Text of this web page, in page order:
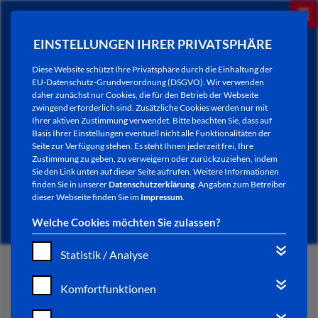
EINSTELLUNGEN IHRER PRIVATSPHÄRE
Diese Website schützt Ihre Privatsphäre durch die Einhaltung der
EU-Datenschutz-Grundverordnung (DSGVO). Wir verwenden
daher zunächst nur Cookies, die für den Betrieb der Webseite
zwingend erforderlich sind. Zusätzliche Cookies werden nur mit
Ihrer aktiven Zustimmung verwendet. Bitte beachten Sie, dass auf
Basis Ihrer Einstellungen eventuell nicht alle Funktionalitäten der
Seite zur Verfügung stehen. Es steht Ihnen jederzeit frei, Ihre
Zustimmung zu geben, zu verweigern oder zurückzuziehen, indem
Sie den Link unten auf dieser Seite aufrufen. Weitere Informationen
finden Sie in unsererDatenschutzerklärung. Angaben zum Betreiber
dieser Webseite finden Sie im Impressum.
Welche Cookies möchten Sie zulassen?
Statistik / Analyse
Komfortfunktionen
NEWSLETTER / CITY LETTER
START